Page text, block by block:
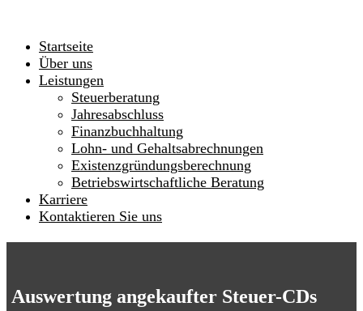
Startseite
Über uns
Leistungen
Steuerberatung
Jahresabschluss
Finanzbuchhaltung
Lohn- und Gehaltsabrechnungen
Existenzgründungsberechnung
Betriebswirtschaftliche Beratung
Karriere
Kontaktieren Sie uns
Auswertung angekaufter Steuer-CDs